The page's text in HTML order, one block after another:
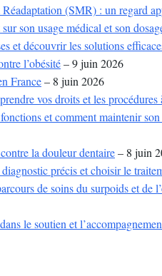
(SMR) : un regard
son usage médical et son
et découvrir les solutions
l’obésité– 9 juin 2026
France– 8 juin 2026
vos droits et les procédures
et comment maintenir
la douleur dentaire– 8 juin
précis et choisir le
de soins du surpoids et de
le soutien et